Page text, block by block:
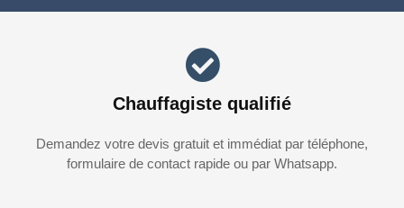
Chauffagiste qualifié
Demandez votre devis gratuit et immédiat par téléphone,
formulaire de contact rapide ou par Whatsapp.